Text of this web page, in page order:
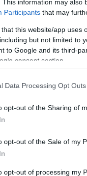
This information may also
Participants that may
that this website/app
but not limited to
to Google and its third-
consent section.
Data Processing Opt Outs
opt-out of the Sharing of
opt-out of the Sale of my
opt-out of processing my
és ismerősöm
fokára állhatok fel
”
indul
állni.
világversenyek,
es eredményt az E3-
eljönnek